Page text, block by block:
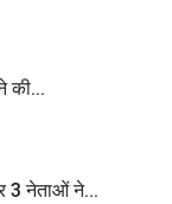
की...
3 नेताओं ने...